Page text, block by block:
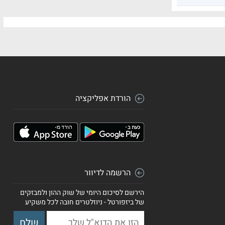
הורדת אפליקציה
הרשמה לדיוור
הירשם לסיכום היומי של שוק ההון ולמבזקים
של ביזפורטל - ניוזלטרים חובה לכל משקיע